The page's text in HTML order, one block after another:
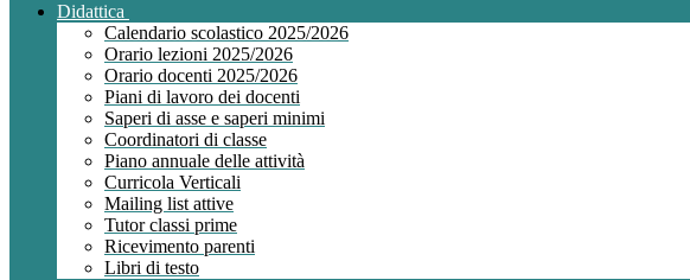
Didattica
Calendario scolastico 2025/2026
Orario lezioni 2025/2026
Orario docenti 2025/2026
Piani di lavoro dei docenti
Saperi di asse e saperi minimi
Coordinatori di classe
Piano annuale delle attività
Curricola Verticali
Mailing list attive
Tutor classi prime
Ricevimento parenti
Libri di testo